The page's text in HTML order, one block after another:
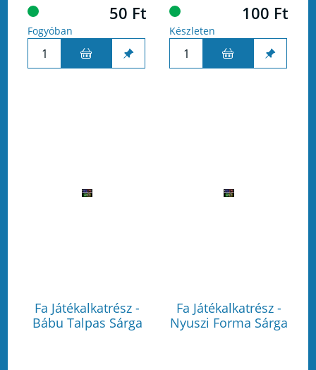
50 Ft
Fogyóban
100 Ft
Készleten
Fa Játékalkatrész -
Bábu Talpas Sárga
Fa Játékalkatrész -
Nyuszi Forma Sárga